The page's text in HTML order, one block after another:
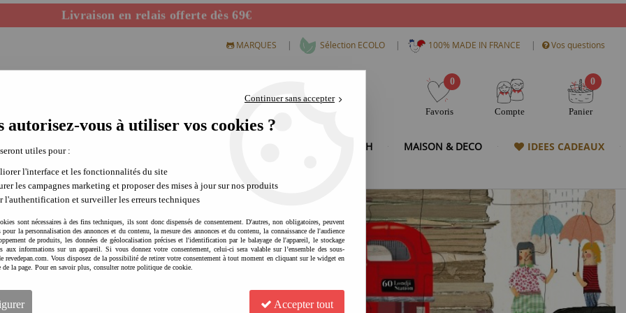
Livraison en relais offerte dès 69€
MARQUES | Sélection ECOLO | 100% MADE IN FRANCE | Vos questions
0
Favoris Compte
0
Panier
CREATIFS MODE & HIGH TECH MAISON & DECO IDEES CADEAUX
:
encore plus
traîneau avec ses
du Père Noël vêtu
night" : la nuit
Continuer sans accepter
autorisez-vous à utiliser vos cookies ?
utiles pour :
l'interface et les fonctionnalités du site
les campagnes marketing et proposer des mises à jour sur nos produits
l'authentification et surveiller les erreurs techniques
sont nécessaires à des fins techniques, ils sont donc dispensés de consentement. D'autres, non obligatoires, peuvent
pour la personnalisation des annonces et du contenu, la mesure des annonces et du contenu, la connaissance de l'audience
de produits, les données de géolocalisation précises et l'identification par le balayage de l'appareil, le stockage
aux informations sur un appareil. Si vous donnez votre consentement, celui-ci sera valable sur l’ensemble des sous-
revedepan.com. Vous disposez de la possibilité de retirer votre consentement à tout moment en cliquant sur le widget en
de la page. Pour en savoir plus, consulter notre politique de cookie.
Accepter tout